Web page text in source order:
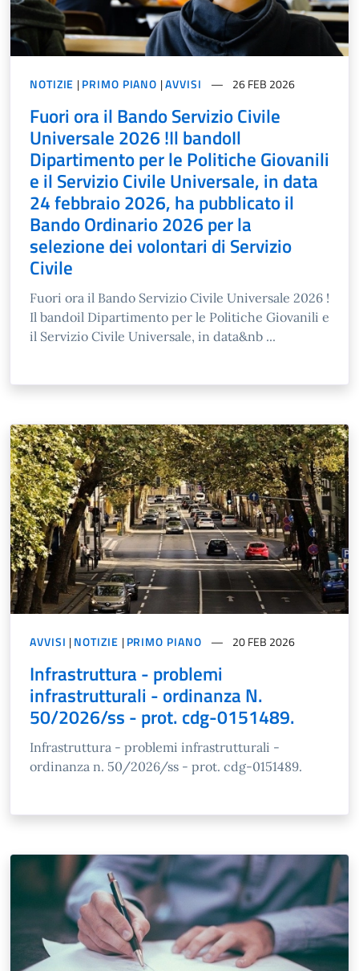
NOTIZIE |PRIMO PIANO |AVVISI 26 FEB 2026
Fuori ora il Bando Servizio Civile
Universale 2026 !Il bandoIl
Dipartimento per le Politiche Giovanili
e il Servizio Civile Universale, in data
24 febbraio 2026, ha pubblicato il
Bando Ordinario 2026 per la
selezione dei volontari di Servizio
Civile
Fuori ora il Bando Servizio Civile Universale 2026 !
Il bandoil Dipartimento per le Politiche Giovanili e
il Servizio Civile Universale, in data&nb ...
AVVISI |NOTIZIE |PRIMO PIANO 20 FEB 2026
Infrastruttura - problemi
infrastrutturali - ordinanza N.
50/2026/ss - prot. cdg-0151489.
Infrastruttura - problemi infrastrutturali -
ordinanza n. 50/2026/ss - prot. cdg-0151489.